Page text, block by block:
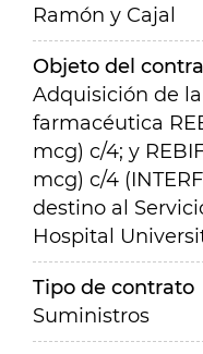
Ramón y Cajal
Objeto del
Adquisición de
farmacéutica
mcg) c/4; y
mcg) c/4
destino al
Hospital
Tipo de contrato
Suministros